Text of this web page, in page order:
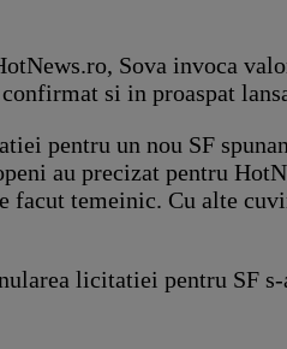
Sova invoca
si in proaspat
pentru un nou SF
au precizat pentru
facut temeinic. Cu alte
licitatiei pentru SF